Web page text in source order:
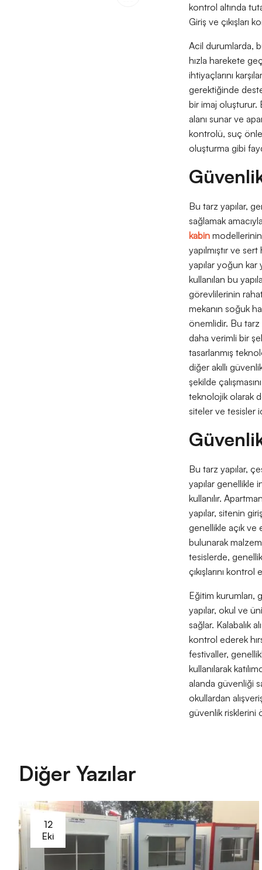
kontrol altında
Giriş ve çıkışları
Acil durumlarda,
hızla harekete
ihtiyaçlarını
gerektiğinde
bir imaj oluşturur.
alanı sunar ve
kontrolü, suç
oluşturma gibi
Bu tarz yapılar,
sağlamak
kabinmodellerinin
yapılmıştır ve
yapılar yoğun kar
kullanılan bu
görevlilerinin
mekanın soğuk
önemlidir. Bu tarz
daha verimli bir
tasarlanmış
diğer akıllı
şekilde
teknolojik olarak
siteler ve tesisler
Bu tarz yapılar,
yapılar genellikle
kullanılır.
yapılar, sitenin
genellikle açık ve
bulunarak
tesislerde,
çıkışlarını
Eğitim kurumları,
yapılar, okul ve
sağlar. Kalabalık
kontrol ederek
festivaller,
kullanılarak
alanda güvenliği
okullardan
güvenlik risklerini
Diğer Yazılar
12
Eki